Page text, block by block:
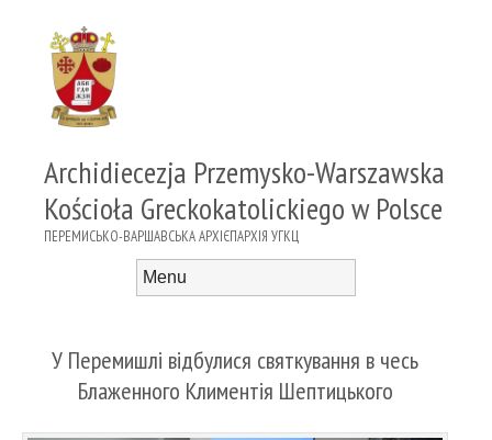
Archidiecezja Przemysko-Warszawska
Kościoła Greckokatolickiego w Polsce
ПЕРЕМИСЬКО-ВАРШАВСЬКА АРХІЄПАРХІЯ УГКЦ
У Перемишлі відбулися святкування в чесь
Блаженного Климентія Шептицького